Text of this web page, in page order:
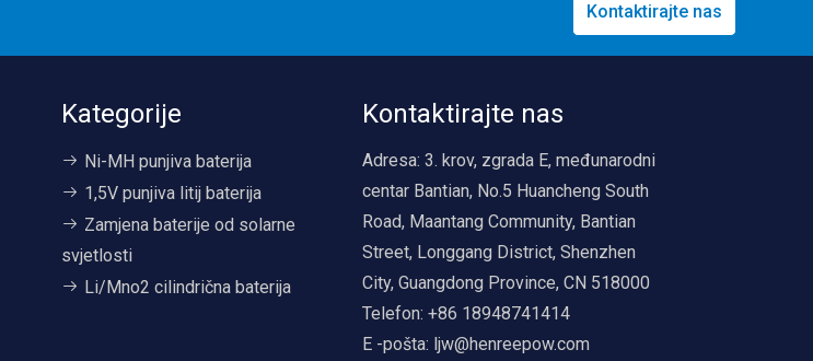
Kontaktirajte nas
Kategorije
Ni-MH punjiva baterija
1,5V punjiva litij baterija
Zamjena baterije od solarne
svjetlosti
Li/Mno2 cilindrična baterija
Kontaktirajte nas
Adresa: 3. krov, zgrada E, međunarodni
centar Bantian, No.5 Huancheng South
Road, Maantang Community, Bantian
Street, Longgang District, Shenzhen
City, Guangdong Province, CN 518000
Telefon: +86 18948741414
E -pošta: ljw@henreepow.com